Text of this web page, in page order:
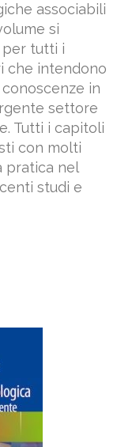
associabili
si
per tutti i
che intendono
in
settore
Tutti i capitoli
con molti
pratica nel
studi e